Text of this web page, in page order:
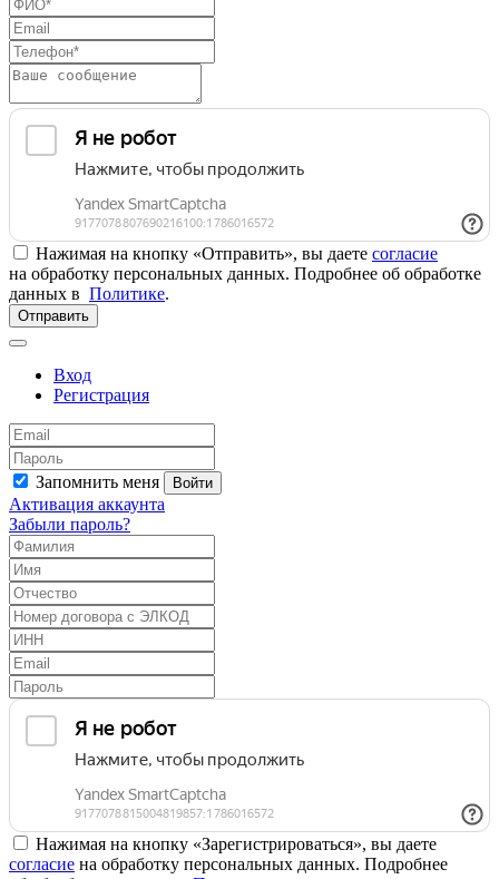
Нажимая на кнопку «Отправить», вы даете согласие
на обработку персональных данных. Подробнее об обработке
данных в Политике.
Отправить
Вход
Регистрация
Запомнить меня Войти
Активация аккаунта
Забыли пароль?
Нажимая на кнопку «Зарегистрироваться», вы даете
согласие на обработку персональных данных. Подробнее